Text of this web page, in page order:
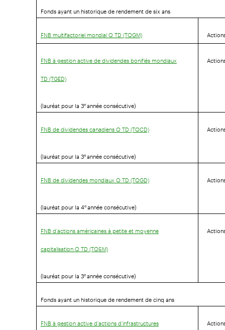
Fonds ayant un historique de rendement de six ans
FNB multifactoriel mondial Q TD (TQGM)
FNB à gestion active de dividendes bonifiés mondiaux
TD (TGED)
(lauréat pour la 3eannée consécutive)
FNB de dividendes canadiens Q TD (TQCD)
(lauréat pour la 3eannée consécutive)
FNB de dividendes mondiaux Q TD (TQGD)
(lauréat pour la 4eannée consécutive)
FNB d'actions américaines à petite et moyenne
capitalisation Q TD (TQSM)
(lauréat pour la 3eannée consécutive)
Fonds ayant un historique de rendement de cinq ans
FNB à gestion active d'actions d'infrastructures